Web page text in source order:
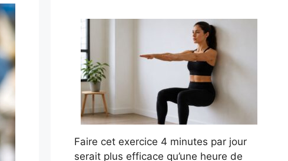
Faire cet exercice 4 minutes par jour
serait plus efficace qu’une heure de